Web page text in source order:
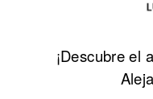
¡Descubre el